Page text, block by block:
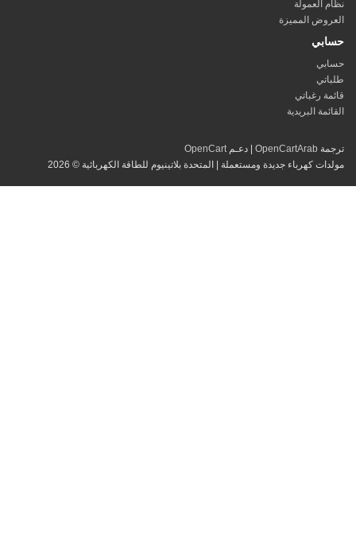
العمولة
المميزة
رغباتي
البريدية
OpenCartArab| دعـم
OpenCart
كهرباء جديدة ومستعملة | المتحدة بلاتينيوم للطاقة الكهربائية © 2026